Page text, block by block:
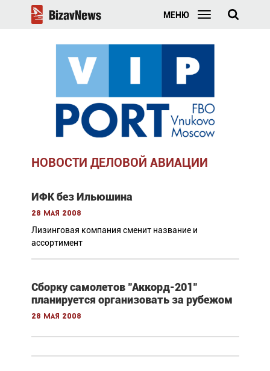
МЕНЮ
НОВОСТИ ДЕЛОВОЙ АВИАЦИИ
ИФК без Ильюшина
28 мая 2008
Лизинговая компания сменит название и
ассортимент
Сборку самолетов "Аккорд-201"
планируется организовать за рубежом
28 мая 2008